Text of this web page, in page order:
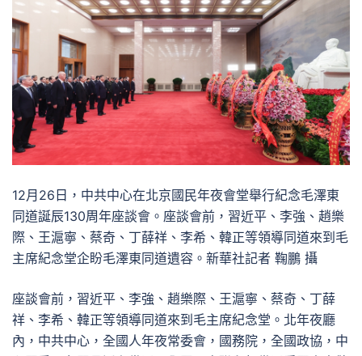
12月26日，中共中心在北京國民年夜會堂舉行紀念毛澤東
同道誕辰130周年座談會。座談會前，習近平、李強、趙樂
際、王滬寧、蔡奇、丁薛祥、李希、韓正等領導同道來到毛
主席紀念堂企盼毛澤東同道遺容。新華社記者 鞠鵬 攝
座談會前，習近平、李強、趙樂際、王滬寧、蔡奇、丁薛
祥、李希、韓正等領導同道來到毛主席紀念堂。北年夜廳
內，中共中心，全國人年夜常委會，國務院，全國政協，中